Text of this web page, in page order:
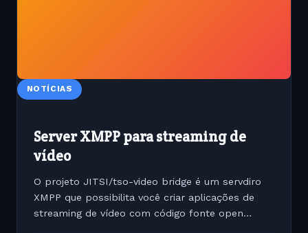
NOTÍCIAS
Server XMPP para streaming de
vídeo
O projeto JITSI/tso-video bridge é um servdiro
XMPP que possibilita você criar aplicações de
streaming de vídeo com código fonte open